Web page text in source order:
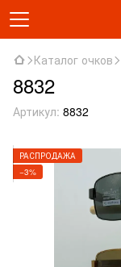
Каталог очков
8832
Артикул: 8832
РАСПРОДАЖА
−3%